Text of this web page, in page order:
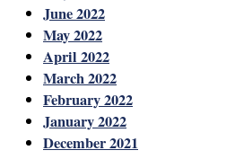
June 2022
May 2022
April 2022
March 2022
February 2022
January 2022
December 2021